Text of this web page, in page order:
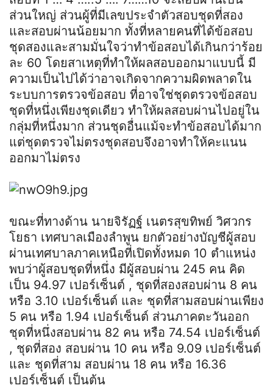
ส่วนใหญ่ ส่วนผู้ที่มีเลขประจำตัวสอบชุดที่สอง
และสอบผ่านน้อยมาก ทั้งที่หลายคนที่ได้ข้อสอบ
ชุดสองและสามมั่นใจว่าทำข้อสอบได้เกินกว่าร้อย
ละ 60 โดยสาเหตุที่ทำให้ผลสอบออกมาแบบนี้ มี
ความเป็นไปได้ว่าอาจเกิดจากความผิดพลาดใน
ระบบการตรวจข้อสอบ ที่อาจใช่ชุดตรวจข้อสอบ
ชุดที่หนึ่งเพียงชุดเดียว ทำให้ผลสอบผ่านไปอยู่ใน
กลุ่มที่หนึ่งมาก ส่วนชุดอื่นแม้จะทำข้อสอบได้มาก
แต่ชุดตรวจไม่ตรงชุดสอบจึงอาจทำให้คะแนน
ออกมาไม่ตรง
ขณะที่ทางด้าน นายจิรัฏฐ์ เนตรสุขทิพย์ วิศวกร
โยธา เทศบาลเมืองลำพูน ยกตัวอย่างบัญชีผู้สอบ
ผ่านเทศบาลภาคเหนือที่เปิดทั้งหมด 10 ตำแหน่ง
พบว่าผู้สอบชุดที่หนึ่ง มีผู้สอบผ่าน 245 คน คิด
เป็น 94.97 เปอร์เซ็นต์ , ชุดที่สองสอบผ่าน 8 คน
หรือ 3.10 เปอร์เซ็นต์ และ ชุดที่สามสอบผ่านเพียง
5 คน หรือ 1.94 เปอร์เซ็นต์ ส่วนภาคตะวันออก
ชุดที่หนึ่งสอบผ่าน 82 คน หรือ 74.54 เปอร์เซ็นต์
, ชุดที่สอง สอบผ่าน 10 คน หรือ 9.09 เปอร์เซ็นต์
และ ชุดที่สาม สอบผ่าน 18 คน หรือ 16.36
เปอร์เซ็นต์ เป็นต้น